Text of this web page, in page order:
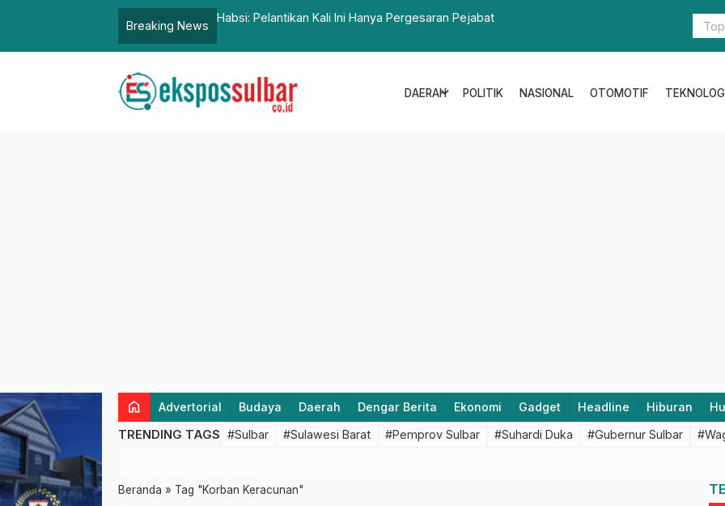
Breaking News
Habsi: Pelantikan Kali Ini Hanya Pergesaran Pejabat Tangani
DAERAH
expand_more POLITIK NASIONAL OTOMOTIF
home Advertorial Budaya Daerah Dengar Berita Ekonomi Gadget Headline Hiburan
TRENDING TAGS #Sulbar #Sulawesi Barat #Pemprov Sulbar #Suhardi Duka #Gubernur Sulbar
Beranda » Tag "Korban Keracunan"